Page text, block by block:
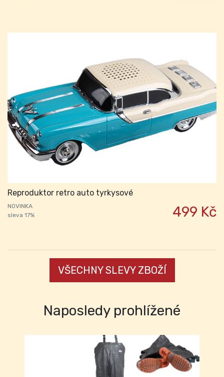
Reproduktor retro auto tyrkysové
NOVINKA
sleva 17%
499 Kč
VŠECHNY SLEVY ZBOŽÍ
Naposledy prohlížené